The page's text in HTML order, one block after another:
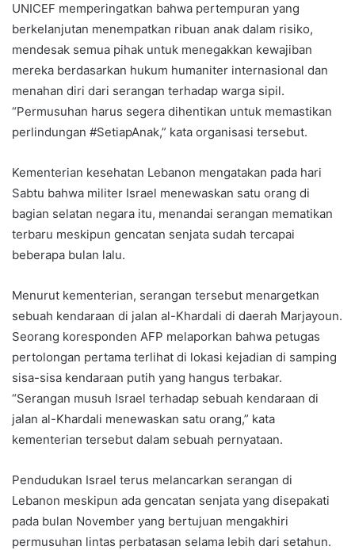
UNICEF memperingatkan bahwa pertempuran yang
berkelanjutan menempatkan ribuan anak dalam risiko,
mendesak semua pihak untuk menegakkan kewajiban
mereka berdasarkan hukum humaniter internasional dan
menahan diri dari serangan terhadap warga sipil.
“Permusuhan harus segera dihentikan untuk memastikan
perlindungan #SetiapAnak,” kata organisasi tersebut.
Kementerian kesehatan Lebanon mengatakan pada hari
Sabtu bahwa militer Israel menewaskan satu orang di
bagian selatan negara itu, menandai serangan mematikan
terbaru meskipun gencatan senjata sudah tercapai
beberapa bulan lalu.
Menurut kementerian, serangan tersebut menargetkan
sebuah kendaraan di jalan al-Khardali di daerah Marjayoun.
Seorang koresponden AFP melaporkan bahwa petugas
pertolongan pertama terlihat di lokasi kejadian di samping
sisa-sisa kendaraan putih yang hangus terbakar.
“Serangan musuh Israel terhadap sebuah kendaraan di
jalan al-Khardali menewaskan satu orang,” kata
kementerian tersebut dalam sebuah pernyataan.
Pendudukan Israel terus melancarkan serangan di
Lebanon meskipun ada gencatan senjata yang disepakati
pada bulan November yang bertujuan mengakhiri
permusuhan lintas perbatasan selama lebih dari setahun.